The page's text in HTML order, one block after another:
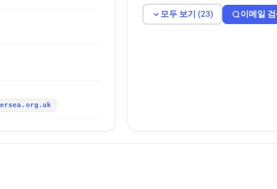
n***********@battersea.org.uk
t************@battersea.org.uk
모두 보기 (23) 이메일